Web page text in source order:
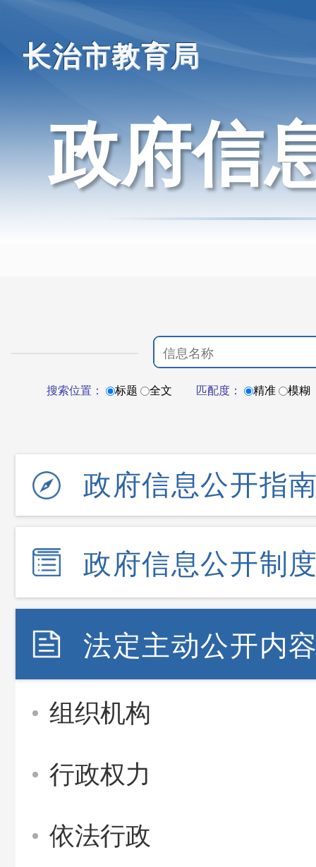
长治市教育局
政府信
搜索位置： 标题 全文 匹配度： 精准 模糊
政府信息公开指
政府信息公开制
法定主动公开内
组织机构
行政权力
依法行政